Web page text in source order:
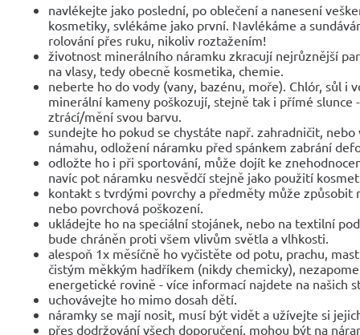
navlékejte jako poslední, po oblečení a nanesení
kosmetiky, svlékáme jako první. Navlékáme a
rolování přes ruku, nikoliv roztažením!
životnost minerálního náramku zkracují nejrůznější
na vlasy, tedy obecně kosmetika, chemie.
neberte ho do vody (vany, bazénu, moře). Chlór, sůl i
minerální kameny poškozují, stejně tak i přímé slunce
ztrácí/mění svou barvu.
sundejte ho pokud se chystáte např. zahradničit,
námahu, odložení náramku před spánkem zabrání
odložte ho i při sportování, může dojít ke
navíc pot náramku nesvědčí stejně jako použití
kontakt s tvrdými povrchy a předměty může způsobit
nebo povrchová poškození.
ukládejte ho na speciální stojánek, nebo na textilní
bude chráněn proti všem vlivům světla a vlhkosti.
alespoň 1x měsíčně ho vyčistěte od potu, prachu,
čistým měkkým hadříkem (nikdy chemicky),
energetické rovině - více informací najdete na našich
uchovávejte ho mimo dosah dětí.
náramky se mají nosit, musí být vidět a užívejte si
přes dodržování všech doporučení, mohou být na